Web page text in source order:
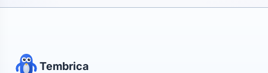
Tembrica